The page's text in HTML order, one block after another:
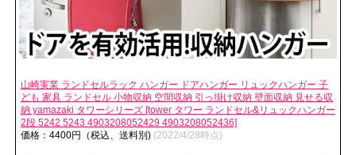
山崎実業 ランドセルラック ハンガー ドアハンガー リュックハンガー 子
ども 家具 ランドセル 小物収納 空間収納 引っ掛け収納 壁面収納 見せる収
納 yamazaki タワーシリーズ [tower タワー ランドセル&リュックハンガー
2段 5242 5243 4903208052429 4903208052436]
価格：4400円（税込、送料別) (2022/4/28時点)